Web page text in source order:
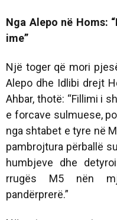
Nga Alepo në Homs:
ime”
Një toger që mori
Alepo dhe Idlibi drejt
Ahbar, thotë: “Fillimi i
e forcave sulmuese,
nga shtabet e tyre në
pambrojtura përballë
humbjeve dhe
rrugës M5 nën
pandërprerë.”